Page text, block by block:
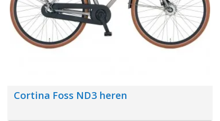
Cortina Foss ND3 heren